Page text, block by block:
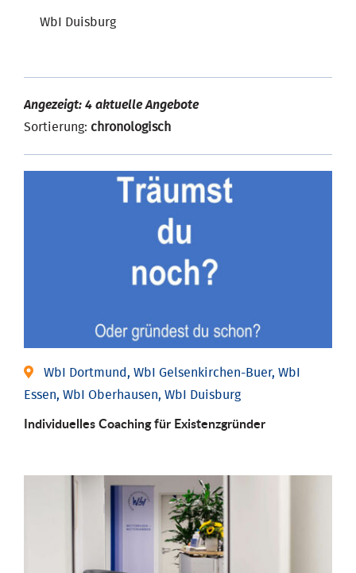
WbI Duisburg
Angezeigt: 4 aktuelle Angebote
Sortierung: chronologisch
WbI Dortmund, WbI Gelsenkirchen-Buer, WbI
Essen, WbI Oberhausen, WbI Duisburg
Individu­elles Coaching für Existenz­gründer